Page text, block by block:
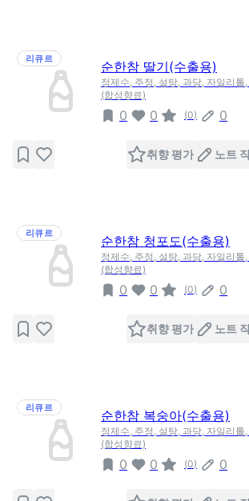
리큐르
순한참 딸기(수출용)
정제수, 주정, 설탕, 과당, 자일리톨
(합성향료)
0 0 (0) 0
취향 평가 노트
리큐르
순한참 청포도(수출용)
정제수, 주정, 설탕, 과당, 자일리톨
(합성향료)
0 0 (0) 0
취향 평가 노트
리큐르
순한참 복숭아(수출용)
정제수, 주정, 설탕, 과당, 자일리톨
(합성향료)
0 0 (0) 0